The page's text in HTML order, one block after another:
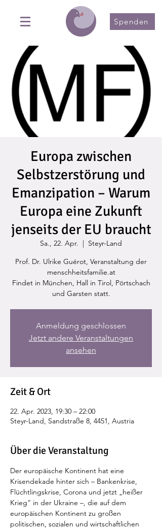
Spenden
Europa zwischen
Selbstzerstörung und
Emanzipation – Warum
Europa eine Zukunft
jenseits der EU braucht
Sa., 22. Apr.
  |
Steyr-Land
Prof. Dr. Ulrike Guérot, Veranstaltung der
menschheitsfamilie.at
Findet in München, Hall in Tirol, Pörtschach
und Garsten statt.
Anmeldung geschlossen
Jetzt andere Veranstaltungen
ansehen
Zeit & Ort
22. Apr. 2023, 19:30 – 22:00
Steyr-Land, Sandstraße 8, 4451, Austria
Über die Veranstaltung
Der europäische Kontinent hat eine
Krisendekade hinter sich – Bankenkrise,
Flüchtlingskrise, Corona und jetzt „heißer
Krieg“ in der Ukraine –, die auf dem
europäischen Kontinent zu großen
politischen, sozialen und wirtschaftlichen